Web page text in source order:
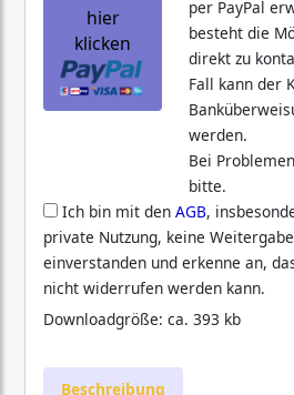
hier
klicken
per PayPal
besteht die
direkt zu
Fall kann der
werden.
Bei Problemen
bitte.
Ich bin mit den AGB,
private Nutzung, keine
einverstanden und erkenne an,
nicht widerrufen werden kann.
Downloadgröße: ca. 393 kb
Beschreibung